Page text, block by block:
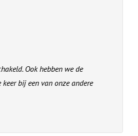
Ook hebben we de
bij een van onze andere